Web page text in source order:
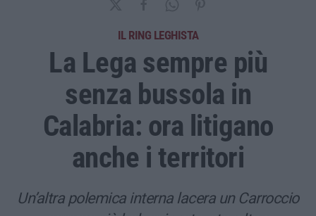
IL RING LEGHISTA
La Lega sempre più
senza bussola in
Calabria: ora litigano
anche i territori
Un’altra polemica interna lacera un Carroccio